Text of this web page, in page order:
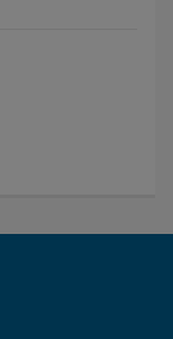
in einem neuen